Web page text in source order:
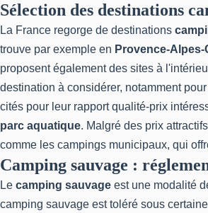
Sélection des destinations
La France regorge de destinations
trouve par exemple en Provence-
proposent également des sites à
destination à considérer, notamment
cités pour leur rapport qualité-prix
parc aquatique. Malgré des prix
comme les campings municipaux, qui
Camping sauvage :
Le camping sauvage est une modalité
camping sauvage est toléré sous